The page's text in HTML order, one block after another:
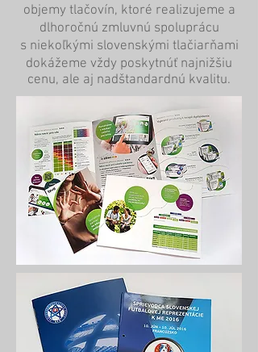
objemy tlačovín, ktoré realizujeme a
dlhoročnú zmluvnú spoluprácu
s niekoľkými slovenskými tlačiarňami
dokážeme vždy poskytnúť najnižšiu
cenu, ale aj nadštandardnú kvalitu.